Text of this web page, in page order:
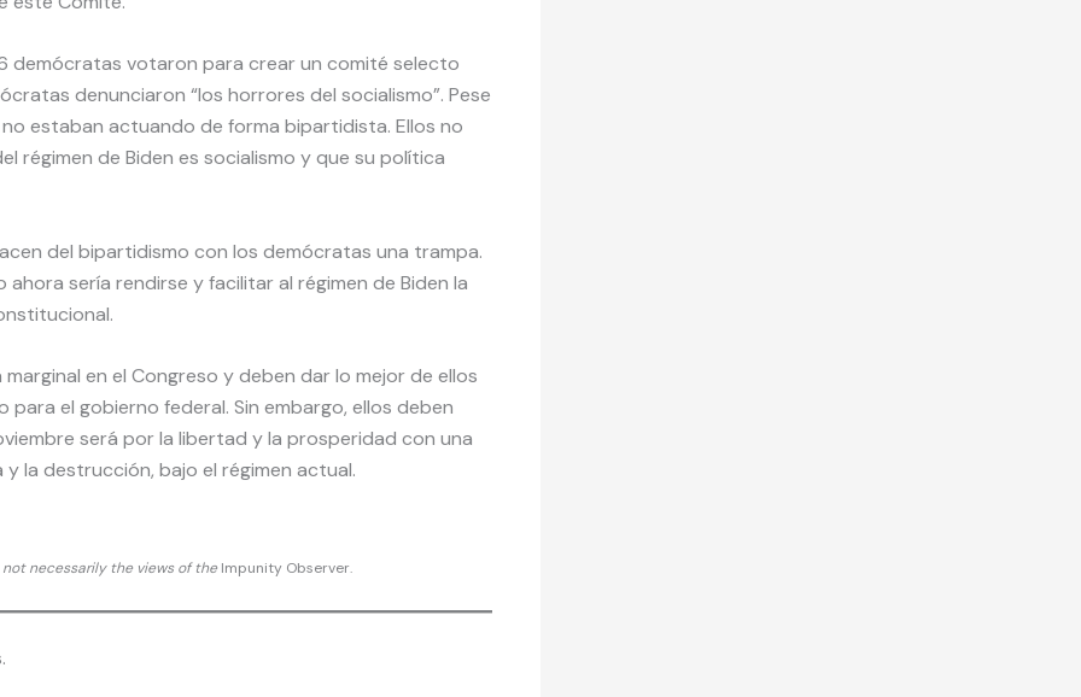
demócratas votaron para crear un comité selecto
denunciaron “los horrores del socialismo”. Pese
estaban actuando de forma bipartidista. Ellos no
régimen de Biden es socialismo y que su política
del bipartidismo con los demócratas una trampa.
sería rendirse y facilitar al régimen de Biden la
en el Congreso y deben dar lo mejor de ellos
el gobierno federal. Sin embargo, ellos deben
será por la libertad y la prosperidad con una
la destrucción, bajo el régimen actual.
necessarily the views of the Impunity Observer.